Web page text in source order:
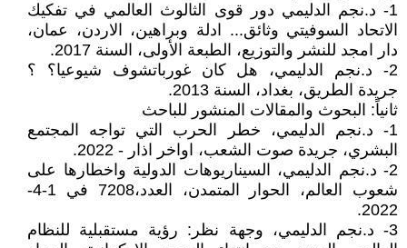
1- د.نجم الدليمي دور قوى الثالوث العالمي في تفكيك
الاتحاد السوفيتي وثائق... ادلة وبراهين، الاردن، عمان،
دار امجد للنشر والتوزيع، الطبعة الأولى، السنة 2017.
2- د.نجم الدليمي، هل كان غورباتشوف شيوعيا؟ ؟
جريدة الطريق، بغداد، السنة 2013.
ثانياً: البحوث والمقالات المنشور للباحث
1- د.نجم الدليمي، خطر الحرب التي تواجه المجتمع
البشري، جريدة صوت الشعب، اواخر اذار - 2022.
2- د.نجم الدليمي، السيناريوهات الدولية واخطارها على
شعوب العالم، الحوار المتمدن، العدد،7208 في 1-4-
2022.
3- د.نجم الدليمي، وجهة نظر: رؤية مستقبلية للنظام